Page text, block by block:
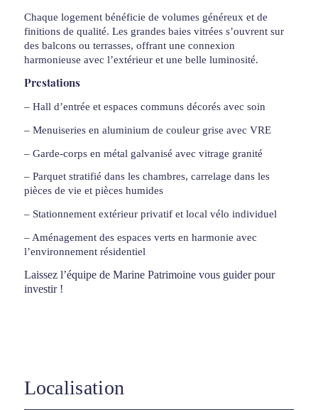
Chaque logement bénéficie de volumes généreux et de
finitions de qualité. Les grandes baies vitrées s’ouvrent sur
des balcons ou terrasses, offrant une connexion
harmonieuse avec l’extérieur et une belle luminosité.
Prestations
– Hall d’entrée et espaces communs décorés avec soin
– Menuiseries en aluminium de couleur grise avec VRE
– Garde-corps en métal galvanisé avec vitrage granité
– Parquet stratifié dans les chambres, carrelage dans les
pièces de vie et pièces humides
– Stationnement extérieur privatif et local vélo individuel
– Aménagement des espaces verts en harmonie avec
l’environnement résidentiel
Laissez l’équipe de Marine Patrimoine vous guider pour
investir !
Localisation